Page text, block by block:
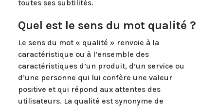
toutes ses subtilités.
Quel est le sens du mot qualité ?
Le sens du mot « qualité » renvoie à la
caractéristique ou à l’ensemble des
caractéristiques d’un produit, d’un service ou
d’une personne qui lui confère une valeur
positive et qui répond aux attentes des
utilisateurs. La qualité est synonyme de